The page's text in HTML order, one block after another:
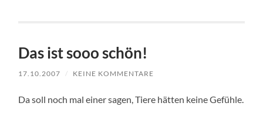
Das ist sooo schön!
17.10.2007 / KEINE KOMMENTARE
Da soll noch mal einer sagen, Tiere hätten keine Gefühle.